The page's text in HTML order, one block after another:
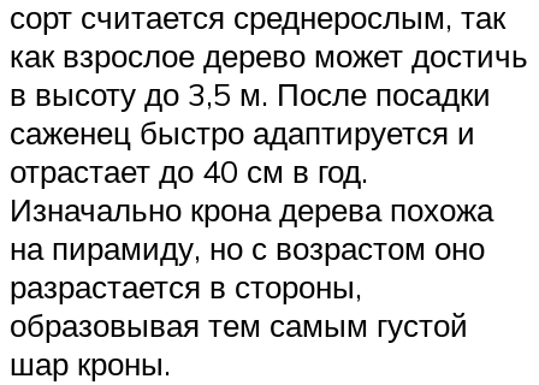
сорт считается среднерослым, так
как взрослое дерево может достичь
в высоту до 3,5 м. После посадки
саженец быстро адаптируется и
отрастает до 40 см в год.
Изначально крона дерева похожа
на пирамиду, но с возрастом оно
разрастается в стороны,
образовывая тем самым густой
шар кроны.